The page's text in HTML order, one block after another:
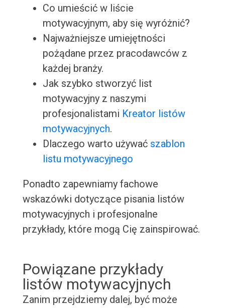
Co umieścić w liście
motywacyjnym, aby się wyróżnić?
Najważniejsze umiejętności
pożądane przez pracodawców z
każdej branży.
Jak szybko stworzyć list
motywacyjny z naszymi
profesjonalistami Kreator listów
motywacyjnych.
Dlaczego warto używać szablon
listu motywacyjnego
Ponadto zapewniamy fachowe
wskazówki dotyczące pisania listów
motywacyjnych i profesjonalne
przykłady, które mogą Cię zainspirować.
Powiązane przykłady
listów motywacyjnych
Zanim przejdziemy dalej, być może